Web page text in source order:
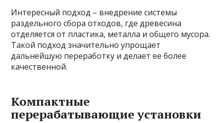
Интересный подход – внедрение системы
раздельного сбора отходов, где древесина
отделяется от пластика, металла и общего мусора.
Такой подход значительно упрощает
дальнейшую переработку и делает ее более
качественной.
Компактные
перерабатывающие установки